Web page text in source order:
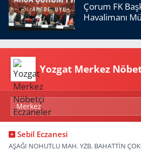
Çorum FK
Havalimanı
Yozgat Merkez
Sebil Eczanesi
AŞAĞI NOHUTLU MAH. YZB. BAHATTİN